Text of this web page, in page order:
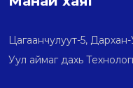
Цагаанчулуут-5,
Уул аймаг дахь